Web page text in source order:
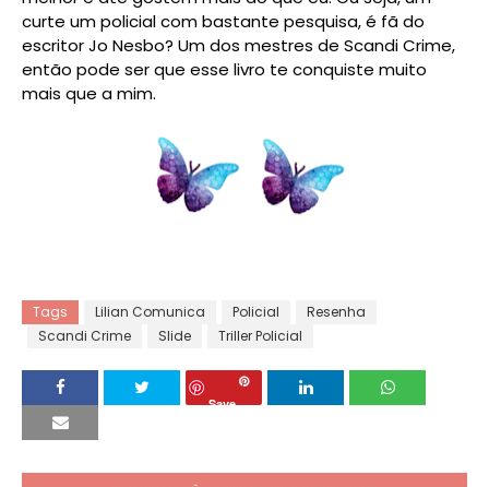
curte um policial com bastante pesquisa, é fã do
escritor Jo Nesbo? Um dos mestres de Scandi Crime,
então pode ser que esse livro te conquiste muito
mais que a mim.
Tags Lilian Comunica Policial
Resenha
Scandi Crime
Slide Triller Policial
Save